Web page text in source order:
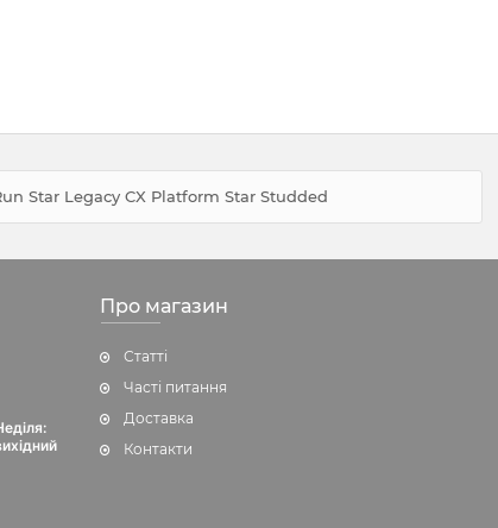
Star Legacy CX Platform Star Studded
Про магазин
Статті
Часті питання
Доставка
Контакти